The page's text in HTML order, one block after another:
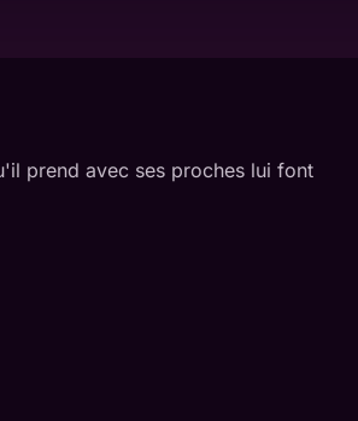
prend avec ses proches lui font